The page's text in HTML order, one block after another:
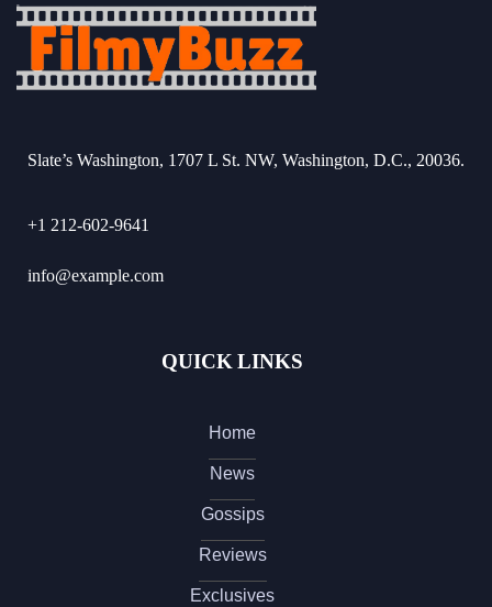
Slate’s Washington, 1707 L St. NW, Washington, D.C., 20036.
+1 212-602-9641
info@example.com
QUICK LINKS
Home
News
Gossips
Reviews
Exclusives